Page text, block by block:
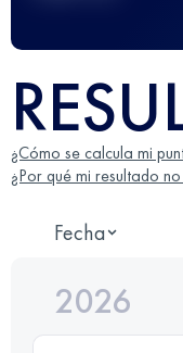
¿Cómo se calcula mi
¿Por qué mi resultado
Fecha
2026